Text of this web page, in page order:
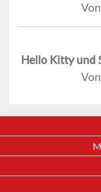
Hello Kitty und